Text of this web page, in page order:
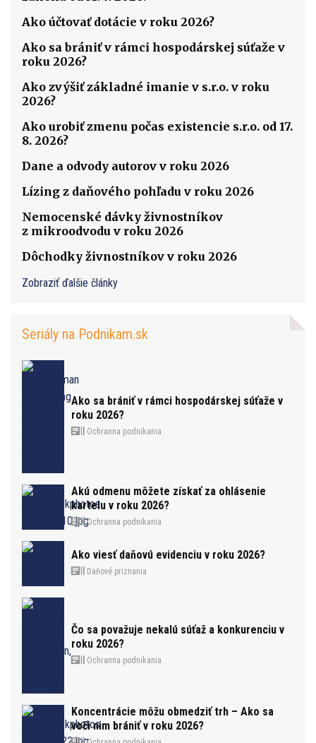
Ako účtovať dotácie v roku 2026?
Ako sa brániť v rámci hospodárskej súťaže v
roku 2026?
Ako zvýšiť základné imanie v s.r.o. v roku
2026?
Ako urobiť zmenu počas existencie s.r.o. od 17.
8. 2026?
Dane a odvody autorov v roku 2026
Lízing z daňového pohľadu v roku 2026
Nemocenské dávky živnostníkov
z mikroodvodu v roku 2026
Dôchodky živnostníkov v roku 2026
Zobraziť ďalšie články
Seriály na Podnikam.sk
Ako sa brániť v rámci hospodárskej súťaže v
roku 2026?
Ochranna podnikania
Akú odmenu môžete získať za ohlásenie
kartelu v roku 2026?
Ochranna podnikania
Ako viesť daňovú evidenciu v roku 2026?
Daňové priznania
Čo sa považuje nekalú súťaž a konkurenciu v
roku 2026?
Ochranna podnikania
Koncentrácie môžu obmedziť trh – Ako sa
voči nim brániť v roku 2026?